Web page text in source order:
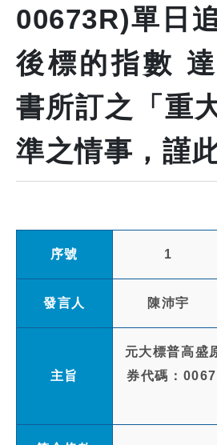
00673R)單日
後標的指數
書所訂之「重
準之情事，謹
序號 1
發言人 陳沛宇
主旨
元大標普高盛
券代碼：